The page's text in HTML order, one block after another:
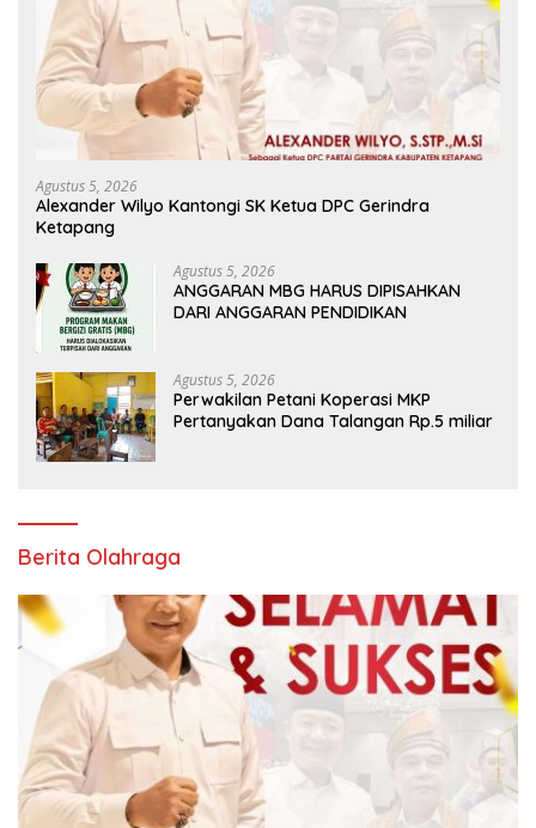
Agustus 5, 2026
Alexander Wilyo Kantongi SK Ketua DPC Gerindra
Ketapang
Agustus 5, 2026
ANGGARAN MBG HARUS DIPISAHKAN
DARI ANGGARAN PENDIDIKAN
Agustus 5, 2026
Perwakilan Petani Koperasi MKP
Pertanyakan Dana Talangan Rp.5 miliar
Berita Olahraga